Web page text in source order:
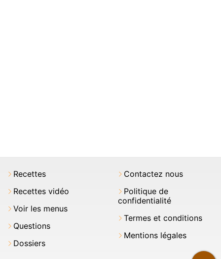
Recettes
Recettes vidéo
Voir les menus
Questions
Dossiers
Contactez nous
Politique de
confidentialité
Termes et conditions
Mentions légales